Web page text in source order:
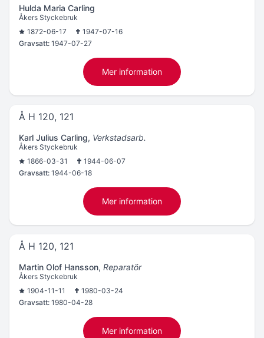
Hulda Maria Carling
Åkers Styckebruk
1872-06-17
1947-07-16
Gravsatt: 1947-07-27
Mer information
Å H 120, 121
Karl Julius Carling, Verkstadsarb.
Åkers Styckebruk
1866-03-31
1944-06-07
Gravsatt: 1944-06-18
Mer information
Å H 120, 121
Martin Olof Hansson, Reparatör
Åkers Styckebruk
1904-11-11
1980-03-24
Gravsatt: 1980-04-28
Mer information